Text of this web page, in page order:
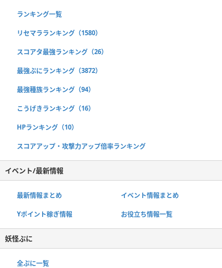
ランキング一覧
リセマラランキング（1580）
スコアタ最強ランキング（26）
最強ぷにランキング（3872）
最強種族ランキング（94）
こうげきランキング（16）
HPランキング（10）
スコアアップ・攻撃力アップ倍率ランキング
イベント/最新情報
最新情報まとめ イベント情報まとめ
Yポイント稼ぎ情報 お役立ち情報一覧
妖怪ぷに
全ぷに一覧